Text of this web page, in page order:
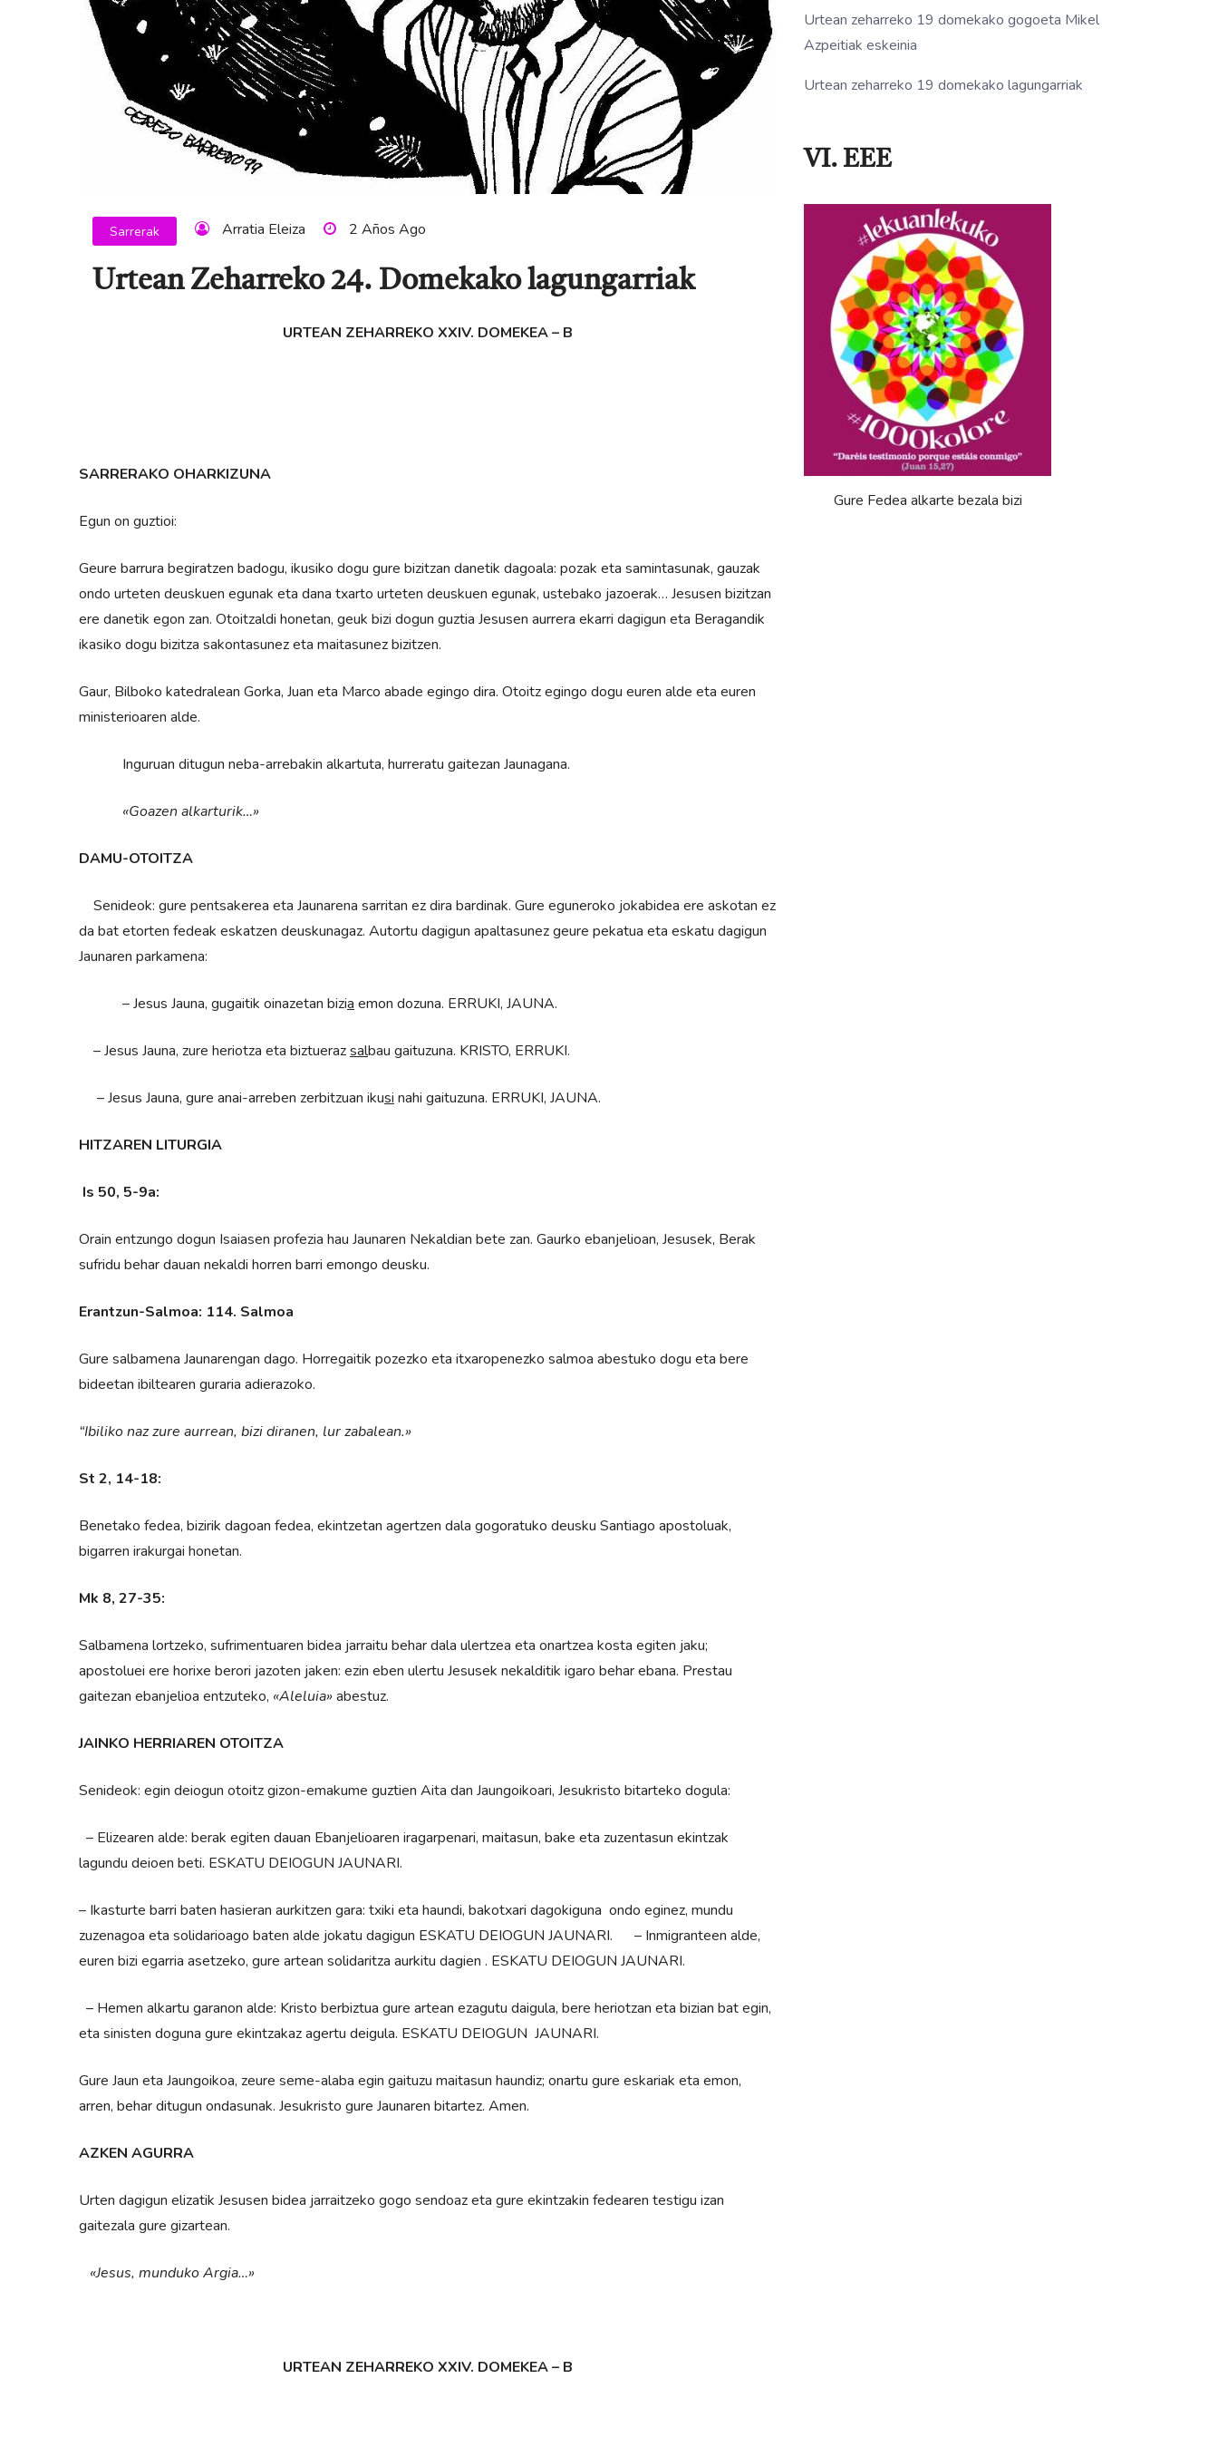
Sarrerak Arratia Eleiza 2 Años Ago
Urtean Zeharreko 24. Domekako lagungarriak
URTEAN ZEHARREKO XXIV. DOMEKEA – B
SARRERAKO OHARKIZUNA
Egun on guztioi:
Geure barrura begiratzen badogu, ikusiko dogu gure bizitzan danetik dagoala: pozak eta samintasunak, gauzak
ondo urteten deuskuen egunak eta dana txarto urteten deuskuen egunak, ustebako jazoerak… Jesusen bizitzan
ere danetik egon zan. Otoitzaldi honetan, geuk bizi dogun guztia Jesusen aurrera ekarri dagigun eta Beragandik
ikasiko dogu bizitza sakontasunez eta maitasunez bizitzen.
Gaur, Bilboko katedralean Gorka, Juan eta Marco abade egingo dira. Otoitz egingo dogu euren alde eta euren
ministerioaren alde.
Inguruan ditugun neba-arrebakin alkartuta, hurreratu gaitezan Jaunagana.
«Goazen alkarturik…»
DAMU-OTOITZA
Senideok: gure pentsakerea eta Jaunarena sarritan ez dira bardinak. Gure eguneroko jokabidea ere askotan ez
da bat etorten fedeak eskatzen deuskunagaz. Autortu dagigun apaltasunez geure pekatua eta eskatu dagigun
Jaunaren parkamena:
– Jesus Jauna, gugaitik oinazetan bizia emon dozuna. ERRUKI, JAUNA.
– Jesus Jauna, zure heriotza eta biztuerazsalbau gaituzuna. KRISTO, ERRUKI.
– Jesus Jauna, gure anai-arreben zerbitzuan ikusi nahi gaituzuna. ERRUKI, JAUNA.
HITZAREN LITURGIA
Is 50, 5-9a:
Orain entzungo dogun Isaiasen profezia hau Jaunaren Nekaldian bete zan. Gaurko ebanjelioan, Jesusek, Berak
sufridu behar dauan nekaldi horren barri emongo deusku.
Erantzun-Salmoa: 114. Salmoa
Gure salbamena Jaunarengan dago. Horregaitik pozezko eta itxaropenezko salmoa abestuko dogu eta bere
bideetan ibiltearen guraria adierazoko.
“Ibiliko naz zure aurrean, bizi diranen, lur zabalean.»
St 2, 14-18:
Benetako fedea, bizirik dagoan fedea, ekintzetan agertzen dala gogoratuko deusku Santiago apostoluak,
bigarren irakurgai honetan.
Mk 8, 27-35:
Salbamena lortzeko, sufrimentuaren bidea jarraitu behar dala ulertzea eta onartzea kosta egiten jaku;
apostoluei ere horixe berori jazoten jaken: ezin eben ulertu Jesusek nekalditik igaro behar ebana. Prestau
gaitezan ebanjelioa entzuteko, «Aleluia»abestuz.
JAINKO HERRIAREN OTOITZA
Senideok: egin deiogun otoitz gizon-emakume guztien Aita dan Jaungoikoari, Jesukristo bitarteko dogula:
– Elizearen alde: berak egiten dauan Ebanjelioaren iragarpenari, maitasun, bake eta zuzentasun ekintzak
lagundu deioen beti. ESKATU DEIOGUN JAUNARI.
– Ikasturte barri baten hasieran aurkitzen gara: txiki eta haundi, bakotxari dagokiguna ondo eginez, mundu
zuzenagoa eta solidarioago baten alde jokatu dagigun ESKATU DEIOGUN JAUNARI. – Inmigranteen alde,
euren bizi egarria asetzeko, gure artean solidaritza aurkitu dagien . ESKATU DEIOGUN JAUNARI.
– Hemen alkartu garanon alde: Kristo berbiztua gure artean ezagutu daigula, bere heriotzan eta bizian bat egin,
eta sinisten doguna gure ekintzakaz agertu deigula. ESKATU DEIOGUN JAUNARI.
Gure Jaun eta Jaungoikoa, zeure seme-alaba egin gaituzu maitasun haundiz; onartu gure eskariak eta emon,
arren, behar ditugun ondasunak. Jesukristo gure Jaunaren bitartez. Amen.
AZKEN AGURRA
Urten dagigun elizatik Jesusen bidea jarraitzeko gogo sendoaz eta gure ekintzakin fedearen testigu izan
gaitezala gure gizartean.
«Jesus, munduko Argia…»
URTEAN ZEHARREKO XXIV. DOMEKEA – B
Urtean zeharreko 19 domekako gogoeta Mikel
Azpeitiak eskeinia
Urtean zeharreko 19 domekako lagungarriak
VI. EEE
Gure Fedea alkarte bezala bizi